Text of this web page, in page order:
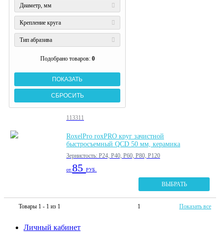
Диаметр, мм
Крепление круга
Тип абразива
Подобрано товаров: 0
113311
RoxelPro roxPRO круг зачистной
быстросъемный QCD 50 мм, керамика
Зернистость: P24, P40, P60, P80, P120
от85 РУБ.
ВЫБРАТЬ
Товары 1 - 1 из 1 1 Показать все
Личный кабинет